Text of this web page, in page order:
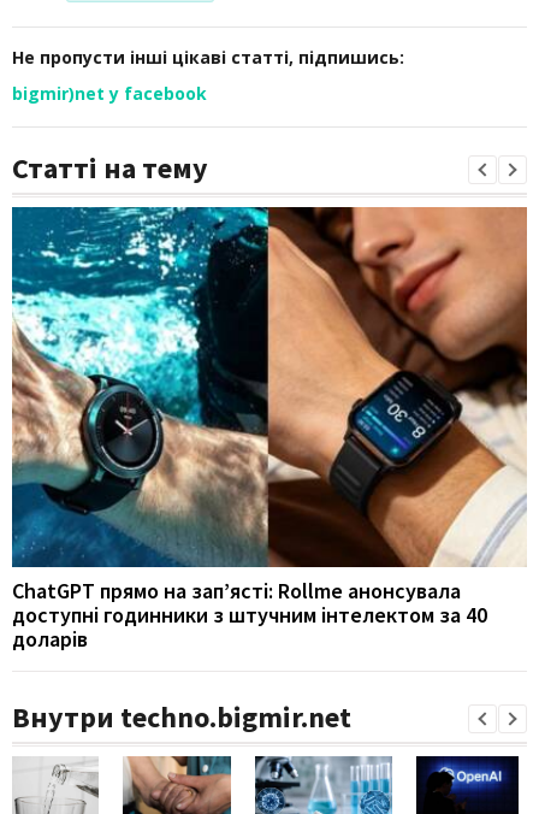
Не пропусти інші цікаві статті, підпишись:
bigmir)net у facebook
Статті на тему
ChatGPT прямо на зап’ясті: Rollme анонсувала
доступні годинники з штучним інтелектом за 40
доларів
Внутри techno.bigmir.net